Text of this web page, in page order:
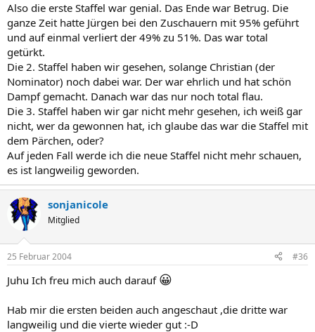
Also die erste Staffel war genial. Das Ende war Betrug. Die
ganze Zeit hatte Jürgen bei den Zuschauern mit 95% geführt
und auf einmal verliert der 49% zu 51%. Das war total
getürkt.
Die 2. Staffel haben wir gesehen, solange Christian (der
Nominator) noch dabei war. Der war ehrlich und hat schön
Dampf gemacht. Danach war das nur noch total flau.
Die 3. Staffel haben wir gar nicht mehr gesehen, ich weiß gar
nicht, wer da gewonnen hat, ich glaube das war die Staffel mit
dem Pärchen, oder?
Auf jeden Fall werde ich die neue Staffel nicht mehr schauen,
es ist langweilig geworden.
sonjanicole
Mitglied
25 Februar 2004 #36
Juhu Ich freu mich auch darauf 😀
Hab mir die ersten beiden auch angeschaut ,die dritte war
langweilig und die vierte wieder gut :-D